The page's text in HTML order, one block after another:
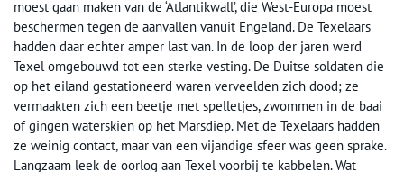
moest gaan maken van de ‘Atlantikwall’, die West-Europa moest
beschermen tegen de aanvallen vanuit Engeland. De Texelaars
hadden daar echter amper last van. In de loop der jaren werd
Texel omgebouwd tot een sterke vesting. De Duitse soldaten die
op het eiland gestationeerd waren verveelden zich dood; ze
vermaakten zich een beetje met spelletjes, zwommen in de baai
of gingen waterskiën op het Marsdiep. Met de Texelaars hadden
ze weinig contact, maar van een vijandige sfeer was geen sprake.
Langzaam leek de oorlog aan Texel voorbij te kabbelen. Wat